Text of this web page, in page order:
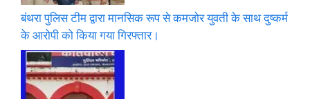
बंथरा पुलिस टीम द्वारा मानसिक रूप से कमजोर युवती के साथ दुष्कर्म
के आरोपी को किया गया गिरफ्तार।